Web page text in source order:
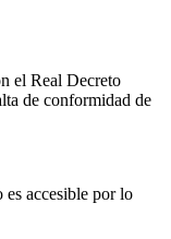
el Real Decreto
de conformidad de
es accesible por lo